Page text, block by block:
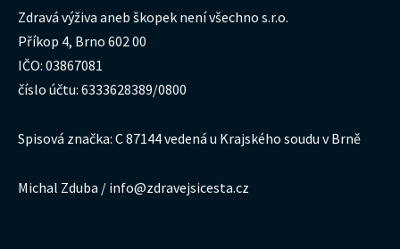
Zdravá výživa aneb škopek není všechno s.r.o.
Příkop 4, Brno 602 00
IČO: 03867081
číslo účtu: 6333628389/0800
Spisová značka: C 87144 vedená u Krajského soudu v Brně
Michal Zduba / info@zdravejsicesta.cz